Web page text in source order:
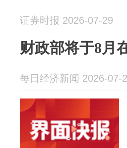
证券时报 2026-07-29
财政部将于8月
每日经济新闻 2026-07-